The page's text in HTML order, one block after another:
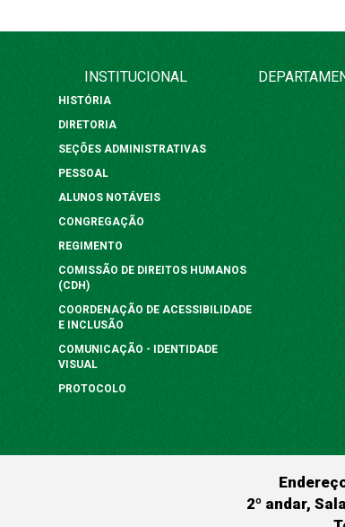
INSTITUCIONAL
HISTÓRIA
DIRETORIA
SEÇÕES ADMINISTRATIVAS
PESSOAL
ALUNOS NOTÁVEIS
CONGREGAÇÃO
REGIMENTO
COMISSÃO DE DIREITOS HUMANOS
(CDH)
COORDENAÇÃO DE ACESSIBILIDADE
E INCLUSÃO
COMUNICAÇÃO - IDENTIDADE
VISUAL
PROTOCOLO
2º andar,